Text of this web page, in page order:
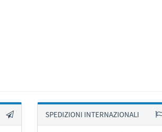
SPEDIZIONI INTERNAZIONALI